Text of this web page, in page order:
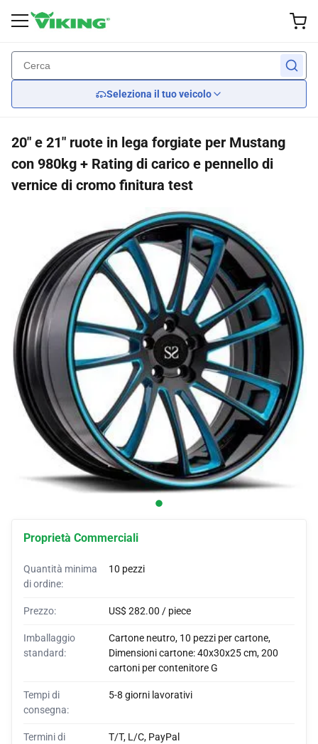
Seleziona il tuo veicolo
Indietro
Pneumatici
coperture di ruota
Indietro
sospensione
Raffreddamento del motore
Motore
Trasmissione
Indietro
Corredi del corpo
Specchi
Protezioni della griglia
Spostatori
Coperture per auto
Sutieni per auto
Corna su misura
Imballaggi per auto
Indietro
Luci posteriori
Indietro
Car Seat Covers
Volanti
20" e 21" ruote in lega forgiate per Mustang
con 980kg + Rating di carico e pennello di
vernice di cromo finitura test
Proprietà Commerciali
Quantità minima
di ordine:
10 pezzi
Prezzo: US$ 282.00 / piece
Imballaggio
standard:
Cartone neutro, 10 pezzi per cartone,
Dimensioni cartone: 40x30x25 cm, 200
cartoni per contenitore G
Tempi di
consegna:
5-8 giorni lavorativi
Termini di
T/T, L/C, PayPal